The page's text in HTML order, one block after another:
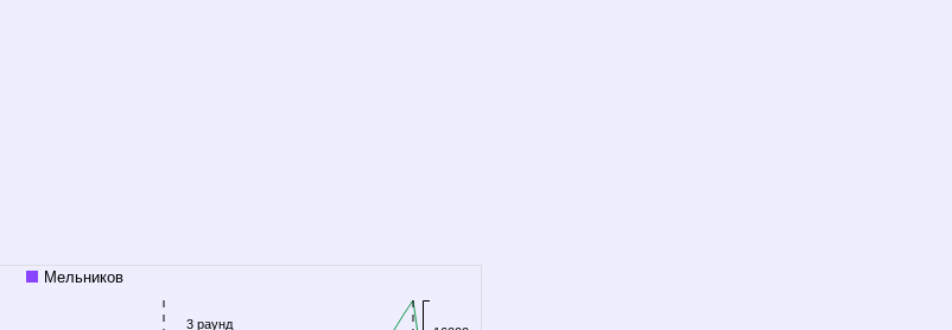
3 раунд
Мельников